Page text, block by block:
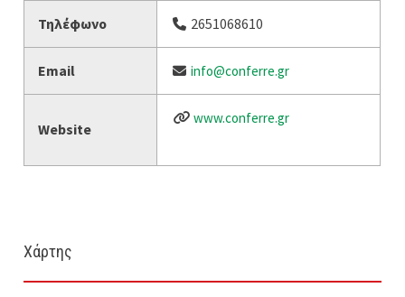
Τηλέφωνο 2651068610
Email info@conferre.gr
Website
www.conferre.gr
Χάρτης